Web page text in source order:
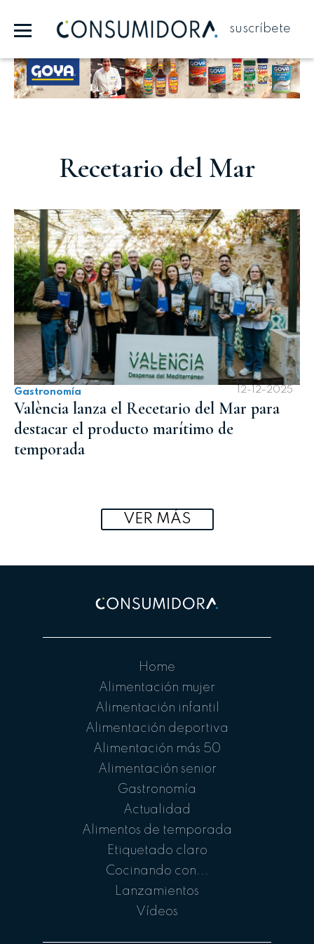
suscríbete
Recetario del Mar
Gastronomía 12-12-2025
València lanza el Recetario del Mar para
destacar el producto marítimo de
temporada
VER MÁS
Home
Alimentación mujer
Alimentación infantil
Alimentación deportiva
Alimentación más 50
Alimentación senior
Gastronomía
Actualidad
Alimentos de temporada
Etiquetado claro
Cocinando con...
Lanzamientos
Vídeos